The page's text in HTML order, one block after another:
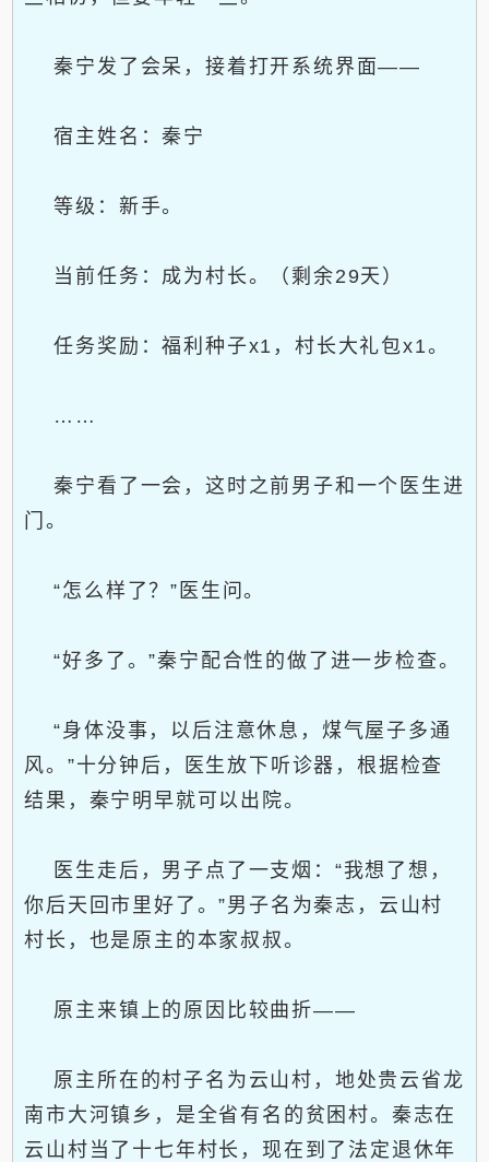
秦宁发了会呆，接着打开系统界面——
宿主姓名：秦宁
等级：新手。
当前任务：成为村长。（剩余29天）
任务奖励：福利种子x1，村长大礼包x1。
……
秦宁看了一会，这时之前男子和一个医生进
门。
“怎么样了？”医生问。
“好多了。”秦宁配合性的做了进一步检查。
“身体没事，以后注意休息，煤气屋子多通
风。”十分钟后，医生放下听诊器，根据检查
结果，秦宁明早就可以出院。
医生走后，男子点了一支烟：“我想了想，
你后天回市里好了。”男子名为秦志，云山村
村长，也是原主的本家叔叔。
原主来镇上的原因比较曲折——
原主所在的村子名为云山村，地处贵云省龙
南市大河镇乡，是全省有名的贫困村。秦志在
云山村当了十七年村长，现在到了法定退休年